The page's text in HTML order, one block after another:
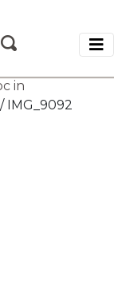
in
IMG_9092